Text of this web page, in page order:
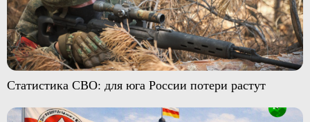
Статистика СВО: для юга России потери растут